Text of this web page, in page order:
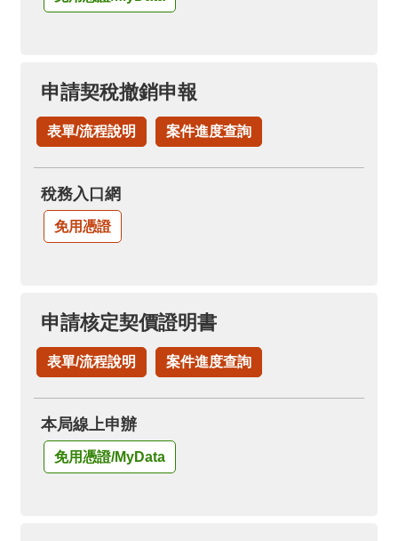
申請契稅撤銷申報
表單/流程說明 案件進度查詢
稅務入口網
免用憑證
申請核定契價證明書
表單/流程說明 案件進度查詢
本局線上申辦
免用憑證/MyData